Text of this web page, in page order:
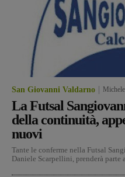
San Giovanni Valdarno
La Futsal
della continuità,
nuovi
Tante le conferme nella Futsal
Daniele Scarpellini, prenderà parte